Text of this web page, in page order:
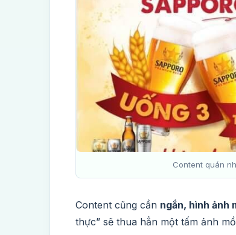
Content quán
Content cũng cần ngắn, hình ảnh
thực” sẽ thua hẳn một tấm ảnh